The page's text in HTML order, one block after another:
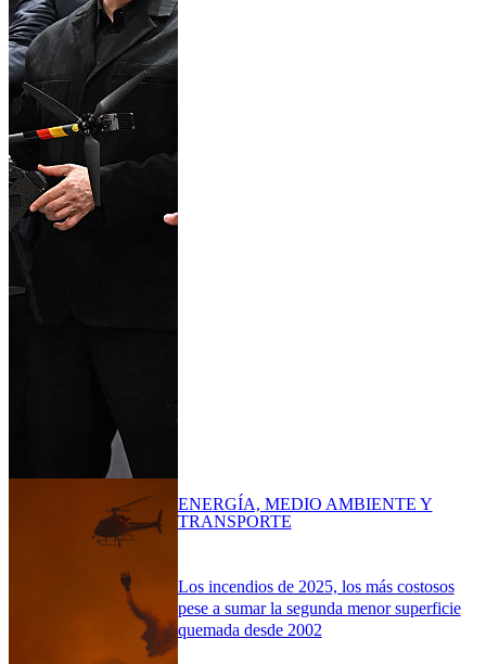
Los incendios de 2025, los más costosos
pese a sumar la segunda menor superficie
quemada desde 2002
ENERGÍA, MEDIO AMBIENTE Y
TRANSPORTE